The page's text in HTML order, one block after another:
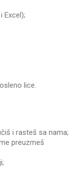
Excel);
lice.
i rasteš sa nama;
preuzmeš